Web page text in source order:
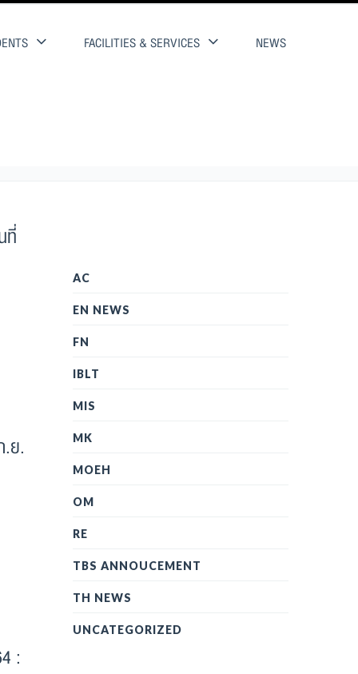
FACILITIES & SERVICES NEWS
ที่
ย.
:
AC
EN NEWS
FN
IBLT
MIS
MK
MOEH
OM
RE
TBS ANNOUCEMENT
TH NEWS
UNCATEGORIZED